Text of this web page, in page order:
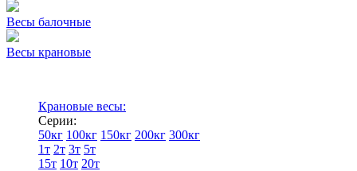
Весы балочные
Весы крановые
Крановые весы:
Серии:
50кг 100кг 150кг 200кг 300кг
1т 2т 3т 5т
15т 10т 20т